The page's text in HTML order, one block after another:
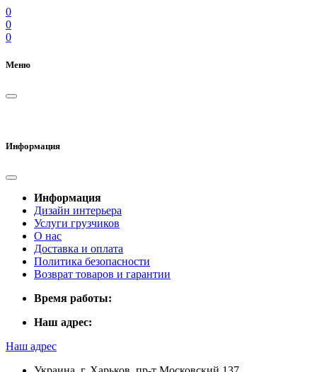
0
0
0
Меню
Информация
Информация
Дизайн интерьера
Услуги грузчиков
О нас
Доставка и оплата
Политика безопасности
Возврат товаров и гарантии
Время работы:
Наш адрес:
Наш адрес